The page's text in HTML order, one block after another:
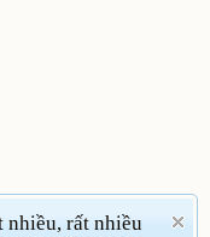
nhiều, rất nhiều